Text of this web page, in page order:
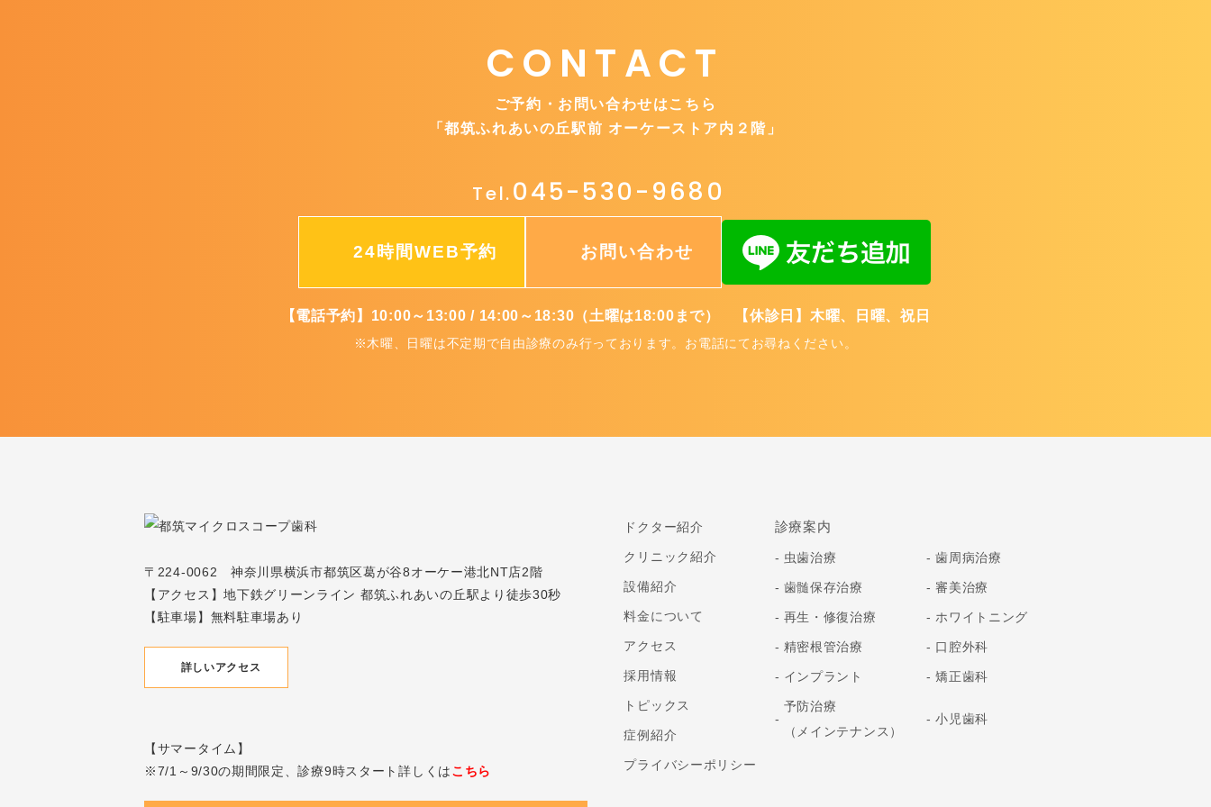
CONTACT
ご予約・お問い合わせはこちら
「都筑ふれあいの丘駅前 オーケーストア内２階」
Tel.045-530-9680
24時間WEB予約 お問い合わせ
【電話予約】10:00～13:00 / 14:00～18:30（土曜は18:00まで） 【休診日】木曜、日曜、祝日
※木曜、日曜は不定期で自由診療のみ行っております。お電話にてお尋ねください。
〒224-0062 神奈川県横浜市都筑区葛が谷8オーケー港北NT店2階
【アクセス】地下鉄グリーンライン 都筑ふれあいの丘駅より徒歩30秒
【駐車場】無料駐車場あり
詳しいアクセス
【サマータイム】
※7/1～9/30の期間限定、診療9時スタート詳しくはこちら
ドクター紹介
クリニック紹介
設備紹介
料金について
アクセス
採用情報
トピックス
症例紹介
プライバシーポリシー
診療案内
虫歯治療 歯周病治療
歯髄保存治療 審美治療
再生・修復治療 ホワイトニング
精密根管治療 口腔外科
インプラント 矯正歯科
予防治療
（メインテナンス）
小児歯科